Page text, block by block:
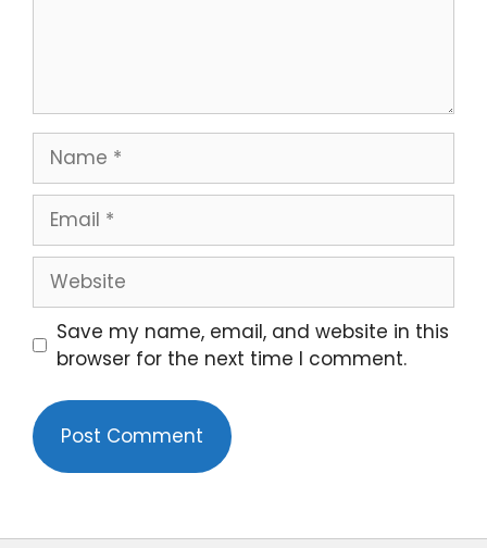
Save my name, email, and website in this
browser for the next time I comment.